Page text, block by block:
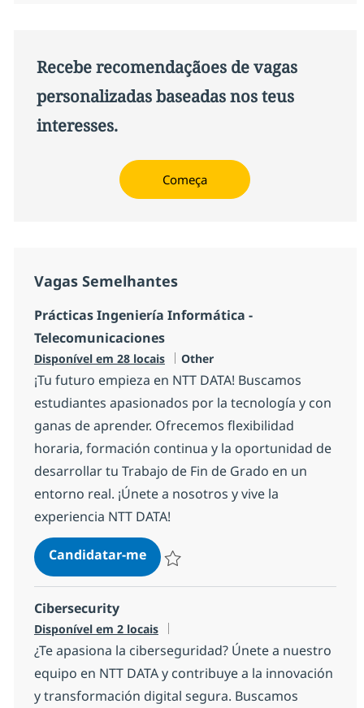
Recebe recomendaçãoes de vagas
personalizadas baseadas nos teus
interesses.
Começa
Vagas Semelhantes
Prácticas Ingeniería Informática -
Telecomunicaciones
Disponível em 28 locais Categoria
Other
¡Tu futuro empieza en NTT DATA! Buscamos
estudiantes apasionados por la tecnología y con
ganas de aprender. Ofrecemos flexibilidad
horaria, formación continua y la oportunidad de
desarrollar tu Trabajo de Fin de Grado en un
entorno real. ¡Únete a nosotros y vive la
experiencia NTT DATA!
Candidatar-mePrácticas Ingeniería Informática
Cibersecurity
Disponível em 2 locais
¿Te apasiona la ciberseguridad? Únete a nuestro
equipo en NTT DATA y contribuye a la innovación
y transformación digital segura. Buscamos